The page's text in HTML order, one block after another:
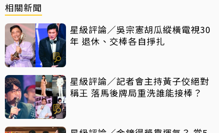
相關新聞
星級評論／吳宗憲胡瓜縱橫電視30
年 退休、交棒各自掙扎
星級評論／記者會主持黃子佼絕對
稱王 落馬後牌局重洗誰能接棒？